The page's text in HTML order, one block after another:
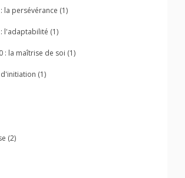
la persévérance (1)
l'adaptabilité (1)
: la maîtrise de soi (1)
(1)
(2)